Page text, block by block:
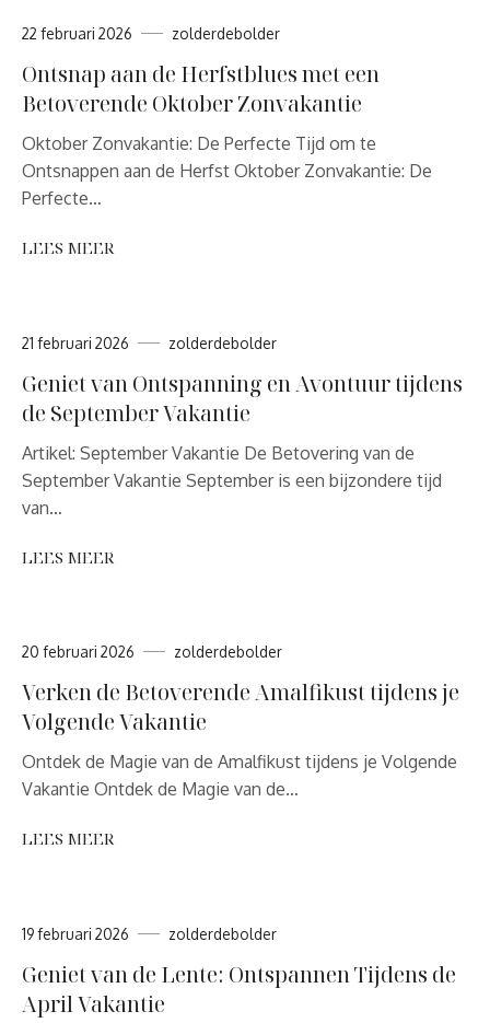
22 februari 2026 zolderdebolder
Ontsnap aan de Herfstblues met een
Betoverende Oktober Zonvakantie
Oktober Zonvakantie: De Perfecte Tijd om te
Ontsnappen aan de Herfst Oktober Zonvakantie: De
Perfecte…
LEES MEER
21 februari 2026 zolderdebolder
Geniet van Ontspanning en Avontuur tijdens
de September Vakantie
Artikel: September Vakantie De Betovering van de
September Vakantie September is een bijzondere tijd
van…
LEES MEER
20 februari 2026 zolderdebolder
Verken de Betoverende Amalfikust tijdens je
Volgende Vakantie
Ontdek de Magie van de Amalfikust tijdens je Volgende
Vakantie Ontdek de Magie van de…
LEES MEER
19 februari 2026 zolderdebolder
Geniet van de Lente: Ontspannen Tijdens de
April Vakantie